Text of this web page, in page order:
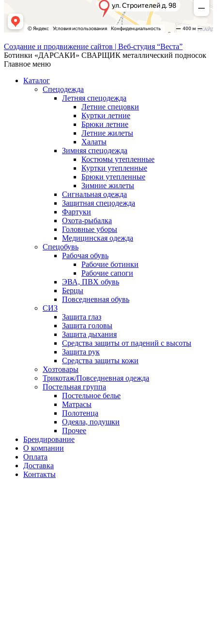
Создание и продвижение сайтов | Веб-студия “Веста”
Ботинки «ДАРСАКИ» СВАРЩИК металлический подносок
Главное меню
Каталог
Спецодежда
Летняя спецодежда
Летние спецовки
Куртки летние
Брюки летние
Летние жилеты
Халаты
Зимняя спецодежда
Костюмы утепленные
Куртки утепленные
Брюки утепленные
Зимние жилеты
Сигнальная одежда
Защитная спецодежда
Фартуки
Охота-рыбалка
Головные уборы
Медицинская одежда
Спецобувь
Рабочая обувь
Рабочие ботинки
Рабочие сапоги
ЭВА, ПВХ обувь
Берцы
Повседневная обувь
СИЗ
Защита глаз
Защита головы
Защита дыхания
Средства защиты от падений с высоты
Защита рук
Средства защиты кожи
Хозтовары
Трикотаж/Повседневная одежда
Постельная группа
Постельное белье
Матрасы
Полотенца
Одеяла, подушки
Прочее
Брендирование
О компании
Оплата
Доставка
Контакты